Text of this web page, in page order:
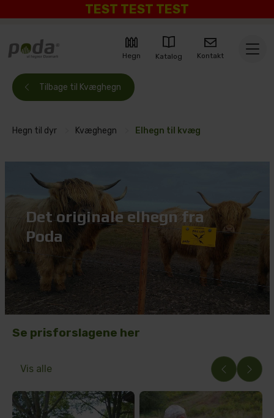
TEST TEST TEST
Hegn Katalog Kontakt
Tilbage til Kvæghegn
Hegn til dyr Kvæghegn Elhegn til kvæg
Det originale elhegn fra
Poda
Se prisforslagene her
Vis alle